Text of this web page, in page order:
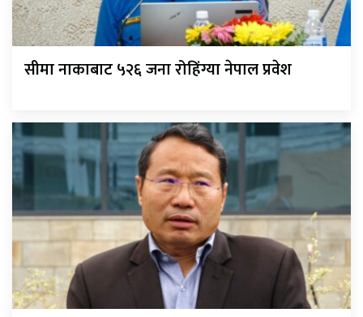
सीमा नाकाबाट ५२६ जना रोहिंग्या नेपाल प्रवेश